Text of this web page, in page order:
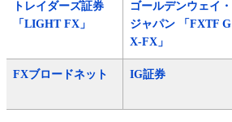
トレイダーズ証券
「LIGHT FX」
ゴールデンウェイ・
ジャパン 「FXTF G
X-FX」
FXブロードネット IG証券